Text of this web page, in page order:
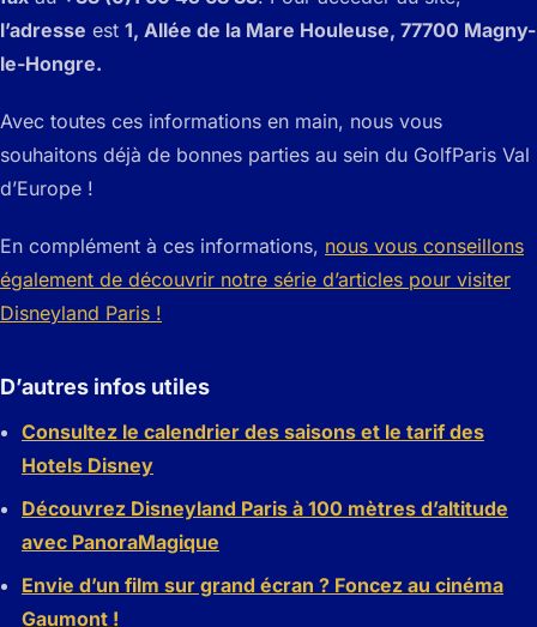
l’adresse est 1, Allée de la Mare Houleuse, 77700 Magny-
le-Hongre.
Avec toutes ces informations en main, nous vous
souhaitons déjà de bonnes parties au sein du GolfParis Val
d’Europe !
En complément à ces informations, nous vous conseillons
également de découvrir notre série d’articles pour visiter
Disneyland Paris !
D’autres infos utiles
Consultez le calendrier des saisons et le tarif des
Hotels Disney
Découvrez Disneyland Paris à 100 mètres d’altitude
avec PanoraMagique
Envie d’un film sur grand écran ? Foncez au cinéma
Gaumont !